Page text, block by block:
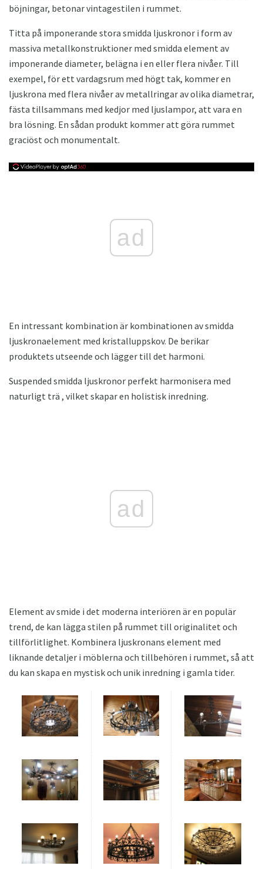
böjningar, betonar vintagestilen i rummet.
Titta på imponerande stora smidda ljuskronor i form av
massiva metallkonstruktioner med smidda element av
imponerande diameter, belägna i en eller flera nivåer. Till
exempel, för ett vardagsrum med högt tak, kommer en
ljuskrona med flera nivåer av metallringar av olika diametrar,
fästa tillsammans med kedjor med ljuslampor, att vara en
bra lösning. En sådan produkt kommer att göra rummet
graciöst och monumentalt.
ad
En intressant kombination är kombinationen av smidda
ljuskronaelement med kristalluppskov. De berikar
produktets utseende och lägger till det harmoni.
Suspended smidda ljuskronor perfekt harmonisera med
naturligt trä , vilket skapar en holistisk inredning.
ad
Element av smide i det moderna interiören är en populär
trend, de kan lägga stilen på rummet till originalitet och
tillförlitlighet. Kombinera ljuskronans element med
liknande detaljer i möblerna och tillbehören i rummet, så att
du kan skapa en mystisk och unik inredning i gamla tider.